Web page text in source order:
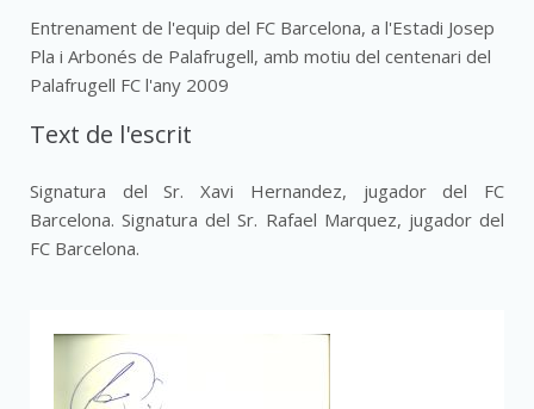
Entrenament de l'equip del FC Barcelona, a l'Estadi Josep
Pla i Arbonés de Palafrugell, amb motiu del centenari del
Palafrugell FC l'any 2009
Text de l'escrit
Signatura del Sr. Xavi Hernandez, jugador del FC
Barcelona. Signatura del Sr. Rafael Marquez, jugador del
FC Barcelona.